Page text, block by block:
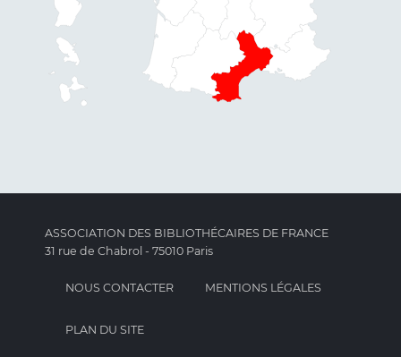
ASSOCIATION DES BIBLIOTHÉCAIRES DE FRANCE
31 rue de Chabrol - 75010 Paris
NOUS CONTACTER MENTIONS LÉGALES
PLAN DU SITE